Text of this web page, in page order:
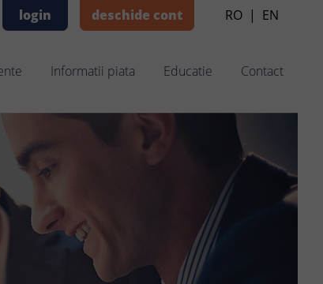
Informatii piata Educatie Contact
login deschide cont RO | EN